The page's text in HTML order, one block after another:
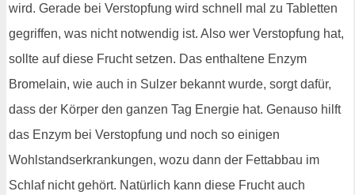
wird. Gerade bei Verstopfung wird schnell mal zu Tabletten
gegriffen, was nicht notwendig ist. Also wer Verstopfung hat,
sollte auf diese Frucht setzen. Das enthaltene Enzym
Bromelain, wie auch in Sulzer bekannt wurde, sorgt dafür,
dass der Körper den ganzen Tag Energie hat. Genauso hilft
das Enzym bei Verstopfung und noch so einigen
Wohlstandserkrankungen, wozu dann der Fettabbau im
Schlaf nicht gehört. Natürlich kann diese Frucht auch